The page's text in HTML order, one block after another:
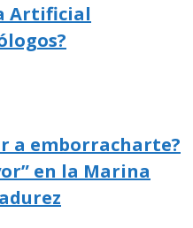
Artificial
a emborracharte?
en la Marina